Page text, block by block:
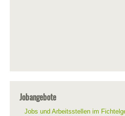
Jobangebote
Jobs und Arbeitsstellen im